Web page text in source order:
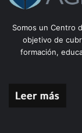
Somos un Centro
objetivo de
formación,